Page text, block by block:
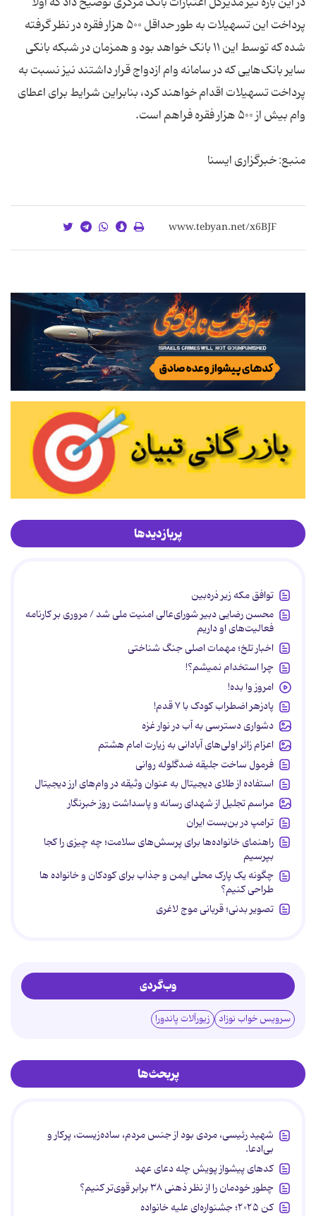
پرداخت این تسهیلات به طور حداقل ۵۰۰ هزار فقره در نظر گرفته
شده که توسط این ۱۱ بانک خواهد بود و همزمان در شبکه بانکی
سایر بانک‌هایی که در سامانه وام ازدواج قرار داشتند نیز نسبت به
پرداخت تسهیلات اقدام خواهند کرد، بنابراین شرایط برای اعطای
منبع: خبرگزاری ایسنا
پربازدیدها
توافق مکه زیر ذره‌بین
محسن رضایی دبیر شورای‌عالی امنیت ملی شد / مروری بر کارنامه
فعالیت‌های او داریم
اخبار تلخ؛ مهمات اصلی جنگ شناختی
چرا استخدام نمیشم؟!
امروز وا بده!
پادزهر اضطراب کودک با ۷ قدم!
دشواری دسترسی به آب در نوار غزه
اعزام زائر اولی‌های آبادانی به زیارت امام هشتم
فرمول ساخت جلیقه ضدگلوله روانی
استفاده از طلای دیجیتال به عنوان وثیقه در وام‌های ارز دیجیتال
مراسم تجلیل از شهدای رسانه و پاسداشت روز خبرنگار
ترامپ در بن‌بست ایران
راهنمای خانواده‌ها برای پرسش‌های سلامت؛ چه چیزی را کجا
بپرسیم
چگونه یک پارک محلی ایمن و جذاب برای کودکان و خانواده ها
طراحی کنیم؟
تصویر بدنی؛ قربانی موج لاغری
وب‌گردی
سرویس خواب نوزاد زیورآلات پاندورا
پربحث‌ها
شهید رئیسی، مردی بود از جنس مردم، ساده‌زیست، پرکار و
بی‌ادعا.
کدهای پیشواز پویش چله دعای عهد
چطور خودمان را از نظر ذهنی ۳۸ برابر قوی‌تر کنیم؟
کن ۲۰۲۵؛ جشنواره‌ای علیه خانواده